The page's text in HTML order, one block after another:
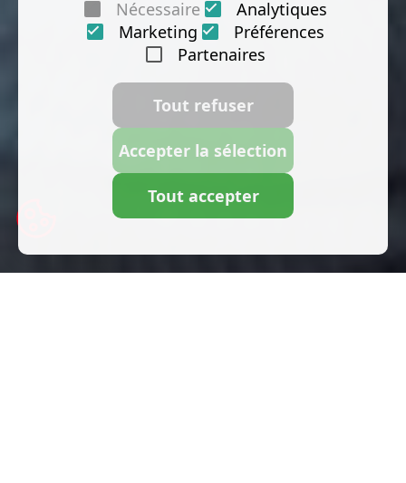
Nécessaire
Analytiques
Marketing
Préférences
Partenaires
Tout refuser
Accepter la sélection
Tout accepter